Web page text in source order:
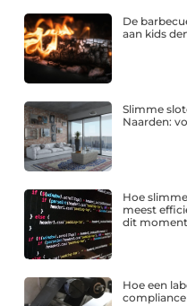
De
aan kids
Slimme
Naarden:
Hoe
meest
dit
Hoe een
compliance